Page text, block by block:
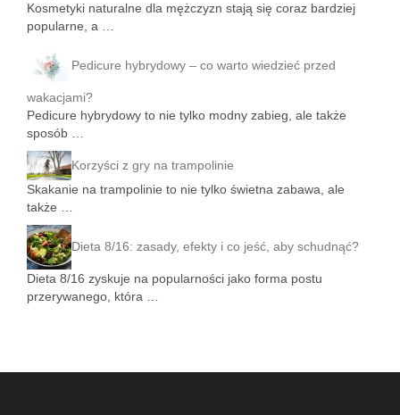
Kosmetyki naturalne dla mężczyzn stają się coraz bardziej
popularne, a …
Pedicure hybrydowy – co warto wiedzieć przed
wakacjami?
Pedicure hybrydowy to nie tylko modny zabieg, ale także
sposób …
Korzyści z gry na trampolinie
Skakanie na trampolinie to nie tylko świetna zabawa, ale
także …
Dieta 8/16: zasady, efekty i co jeść, aby schudnąć?
Dieta 8/16 zyskuje na popularności jako forma postu
przerywanego, która …